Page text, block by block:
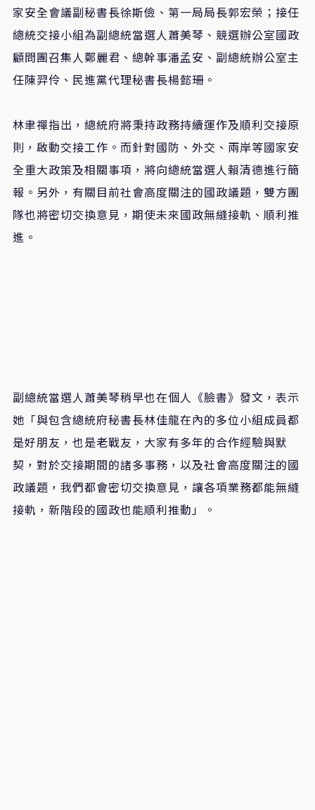
家安全會議副秘書長徐斯儉、第一局局長郭宏榮；接任
總統交接小組為副總統當選人蕭美琴、競選辦公室國政
顧問團召集人鄭麗君、總幹事潘孟安、副總統辦公室主
任陳羿伶、民進黨代理秘書長楊懿珊。
林聿禪指出，總統府將秉持政務持續運作及順利交接原
則，啟動交接工作。而針對國防、外交、兩岸等國家安
全重大政策及相關事項，將向總統當選人賴清德進行簡
報。另外，有關目前社會高度關注的國政議題，雙方團
隊也將密切交換意見，期使未來國政無縫接軌、順利推
進。
副總統當選人蕭美琴稍早也在個人《臉書》發文，表示
她「與包含總統府秘書長林佳龍在內的多位小組成員都
是好朋友，也是老戰友，大家有多年的合作經驗與默
契，對於交接期間的諸多事務，以及社會高度關注的國
政議題，我們都會密切交換意見，讓各項業務都能無縫
接軌，新階段的國政也能順利推動」。